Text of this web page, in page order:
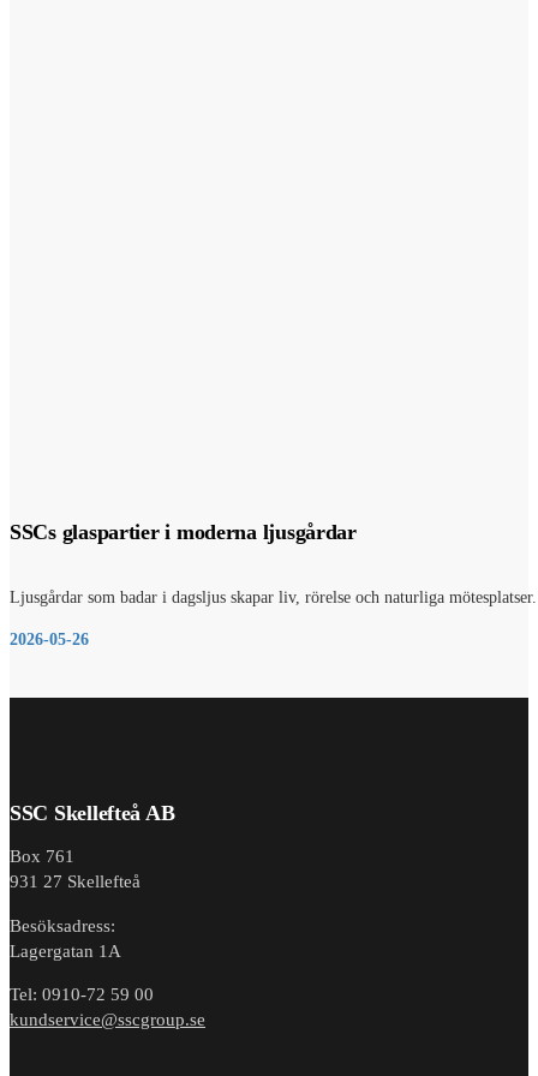
SSCs glaspartier i moderna ljusgårdar
Ljusgårdar som badar i dagsljus skapar liv, rörelse och naturliga
2026-05-26
SSC Skellefteå AB
Box 761
931 27 Skellefteå
Besöksadress:
Lagergatan 1A
Tel: 0910-72 59 00
kundservice@sscgroup.se